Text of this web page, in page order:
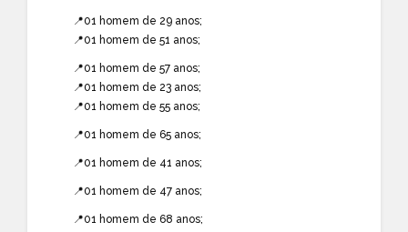
📍01 homem de 29 anos;
📍01 homem de 51 anos;
📍01 homem de 57 anos;
📍01 homem de 23 anos;
📍01 homem de 55 anos;
📍01 homem de 65 anos;
📍01 homem de 41 anos;
📍01 homem de 47 anos;
📍01 homem de 68 anos;